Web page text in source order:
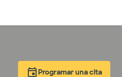
Programar una cita